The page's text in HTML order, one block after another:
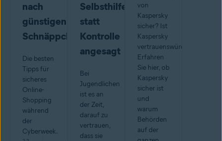
nach
günstigen
Schnäppchen
Die besten
Tipps für
sicheres
Online-
Shopping
während
der
Cyberweek.
Selbsthilfe
statt
Kontrolle
angesagt
Bei
Jugendlichen
ist es an
der Zeit,
darauf zu
vertrauen,
dass sie
von
Kaspersky
sicher? Ist
Kaspersky
vertrauenswürdig?
Erfahren
Sie hier, ob
Kaspersky
sicher ist
und
warum
Behörden
auf der